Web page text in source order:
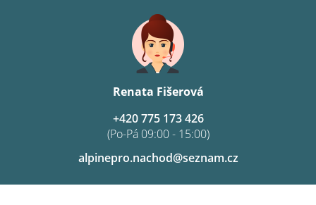
Renata Fišerová
alpinepro.nachod@seznam.cz
+420 775 173 426
(Po-Pá 09:00 - 15:00)